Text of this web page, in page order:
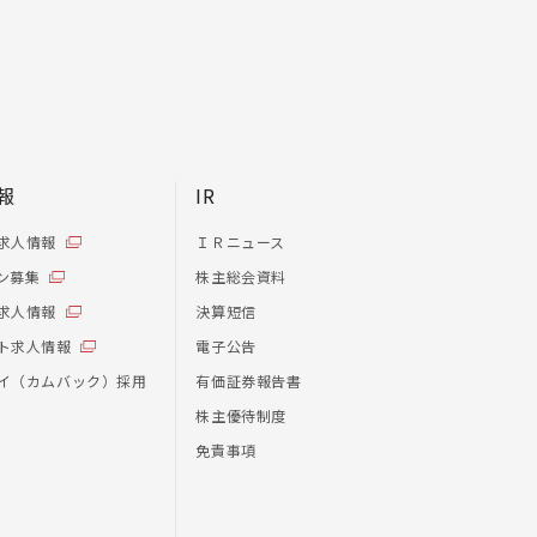
人情報
募集
人情報
求人情報
（カムバック）採用
IR
ＩＲニュース
株主総会資料
決算短信
電子公告
有価証券報告書
株主優待制度
免責事項